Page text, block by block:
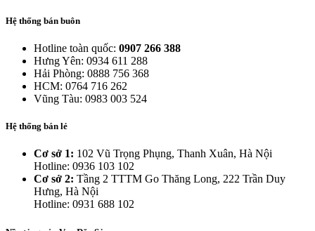
Hệ thống bán buôn
Hotline toàn quốc: 0907 266 388
Hưng Yên: 0934 611 288
Hải Phòng: 0888 756 368
HCM: 0764 716 262
Vũng Tàu: 0983 003 524
Hệ thống bán lẻ
Cơ sở 1: 102 Vũ Trọng Phụng, Thanh Xuân, Hà Nội
Hotline: 0936 103 102
Cơ sở 2: Tầng 2 TTTM Go Thăng Long, 222 Trần Duy
Hưng, Hà Nội
Hotline: 0931 688 102